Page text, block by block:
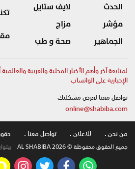
الحدث
مؤشر
الجماهير
لايف ستايل
مزاج
صحة و طب
لمتابعة آخر وأهم الأخبار المحلية والعربية
الإخبارية على الواتساب
تواصل معنا لعرض مشكلتك
online@shabiba.com
من نحن .
للاعلان . تواصل معنا .
جميع الحقوق محفوظة © AL SHABIBA 2026